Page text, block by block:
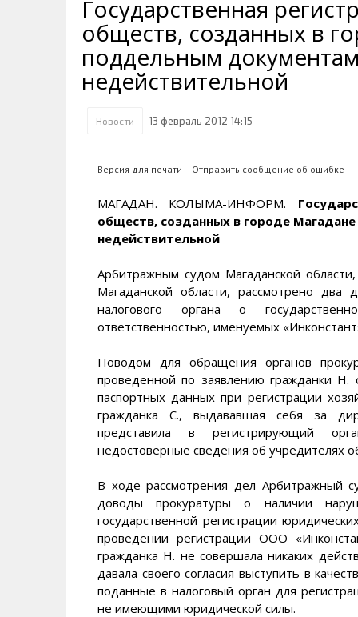
Транспортная инфраструктура
Их надо знать. Галерея славы
Колымы
Достопримечательности
Магадана и области
Туристическик маршруты
Губернатор
Наркоте нет
Аэропорт Магадан
Полицейских не бить
Сельское хозяйство
Государственная
обществ, созданных в
поддельным
недействительной
Новости 13 февраль 2012 14:15
Версия для печати Отправить сообщение об ошибке
МАГАДАН. КОЛЫМА-ИНФОРМ.
обществ, созданных в городе
недействительной
Арбитражным судом Магаданской
Магаданской области, рассмотрено
налогового органа о
ответственностью, именуемых
Поводом для обращения органов
проведенной по заявлению гражданки
паспортных данных при регистрации
гражданка С., выдававшая себя за
представила в регистрирующий
недостоверные сведения об учредителях
В ходе рассмотрения дел Арбитражный
доводы прокуратуры о наличии
государственной регистрации
проведении регистрации ООО
гражданка Н. не совершала никаких
давала своего согласия выступить в
поданные в налоговый орган для
не имеющими юридической силы.